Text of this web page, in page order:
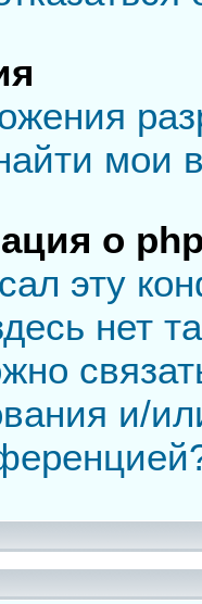
мои
о
эту
нет
и/